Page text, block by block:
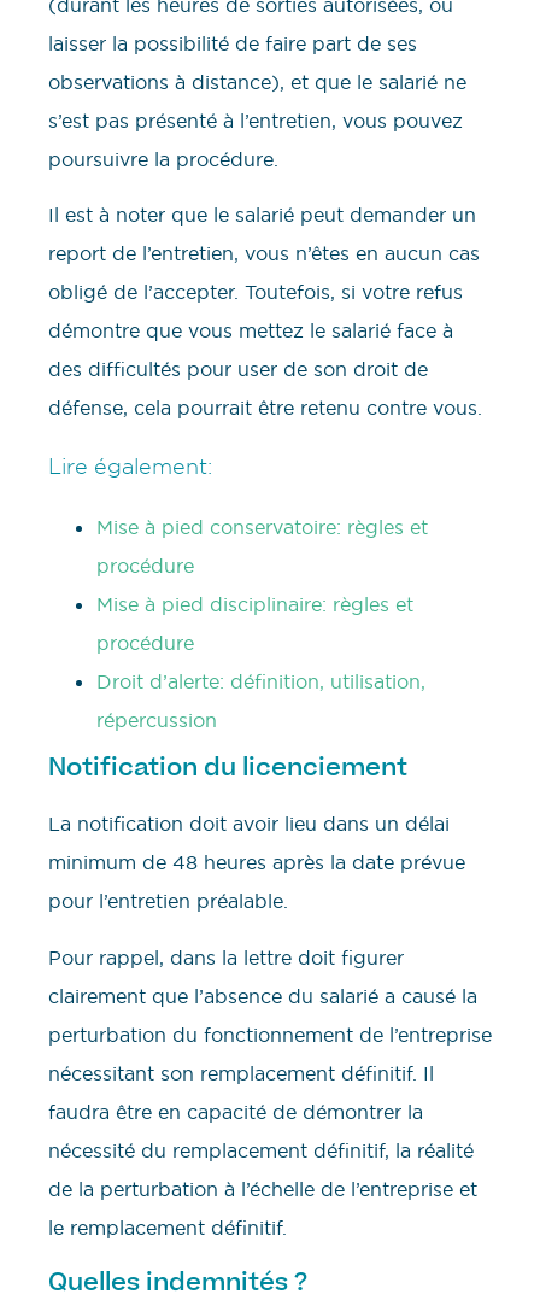
laisser la possibilité de faire part de ses
observations à distance), et que le salarié ne
s’est pas présenté à l’entretien, vous pouvez
poursuivre la procédure.
Il est à noter que le salarié peut demander un
report de l’entretien, vous n’êtes en aucun cas
obligé de l’accepter. Toutefois, si votre refus
démontre que vous mettez le salarié face à
des difficultés pour user de son droit de
défense, cela pourrait être retenu contre vous.
Lire également:
Mise à pied conservatoire: règles et
procédure
Mise à pied disciplinaire: règles et
procédure
Droit d’alerte: définition, utilisation,
répercussion
Notification du licenciement
La notification doit avoir lieu dans un délai
minimum de 48 heures après la date prévue
pour l’entretien préalable.
Pour rappel, dans la lettre doit figurer
clairement que l’absence du salarié a causé la
perturbation du fonctionnement de l’entreprise
nécessitant son remplacement définitif. Il
faudra être en capacité de démontrer la
nécessité du remplacement définitif, la réalité
de la perturbation à l’échelle de l’entreprise et
le remplacement définitif.
Quelles indemnités ?